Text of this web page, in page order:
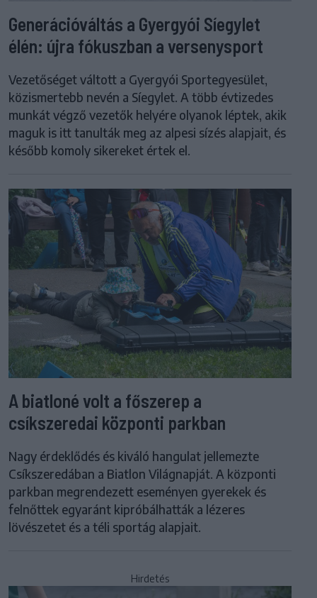
Generációváltás a Gyergyói Síegylet
élén: újra fókuszban a versenysport
Vezetőséget váltott a Gyergyói Sportegyesület,
közismertebb nevén a Síegylet. A több évtizedes
munkát végző vezetők helyére olyanok léptek, akik
maguk is itt tanulták meg az alpesi sízés alapjait, és
később komoly sikereket értek el.
A biatloné volt a főszerep a
csíkszeredai központi parkban
Nagy érdeklődés és kiváló hangulat jellemezte
Csíkszeredában a Biatlon Világnapját. A központi
parkban megrendezett eseményen gyerekek és
felnőttek egyaránt kipróbálhatták a lézeres
lövészetet és a téli sportág alapjait.
Hirdetés